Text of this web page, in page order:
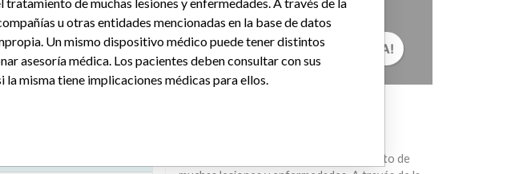
Skin Care Skin Roller
Queremos oír de usted.
¡CUÉNTANOS TU HISTORIA!
diagnóstico, la prevención y el tratamiento de
u otras entidades mencionadas en la base de datos
Un mismo dispositivo médico puede tener distintos
asesoría médica. Los pacientes deben consultar con sus
misma tiene implicaciones médicas para ellos.